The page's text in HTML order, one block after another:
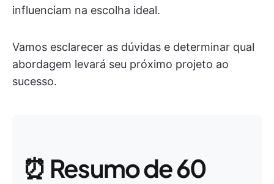
influenciam na escolha ideal.
Vamos esclarecer as dúvidas e determinar qual
abordagem levará seu próximo projeto ao
sucesso.
⏰ Resumo de 60